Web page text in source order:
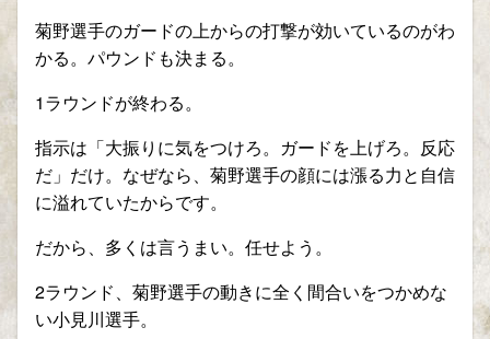
菊野選手のガードの上からの打撃が効いているのがわ
かる。パウンドも決まる。
1ラウンドが終わる。
指示は「大振りに気をつけろ。ガードを上げろ。反応
だ」だけ。なぜなら、菊野選手の顔には漲る力と自信
に溢れていたからです。
だから、多くは言うまい。任せよう。
2ラウンド、菊野選手の動きに全く間合いをつかめな
い小見川選手。